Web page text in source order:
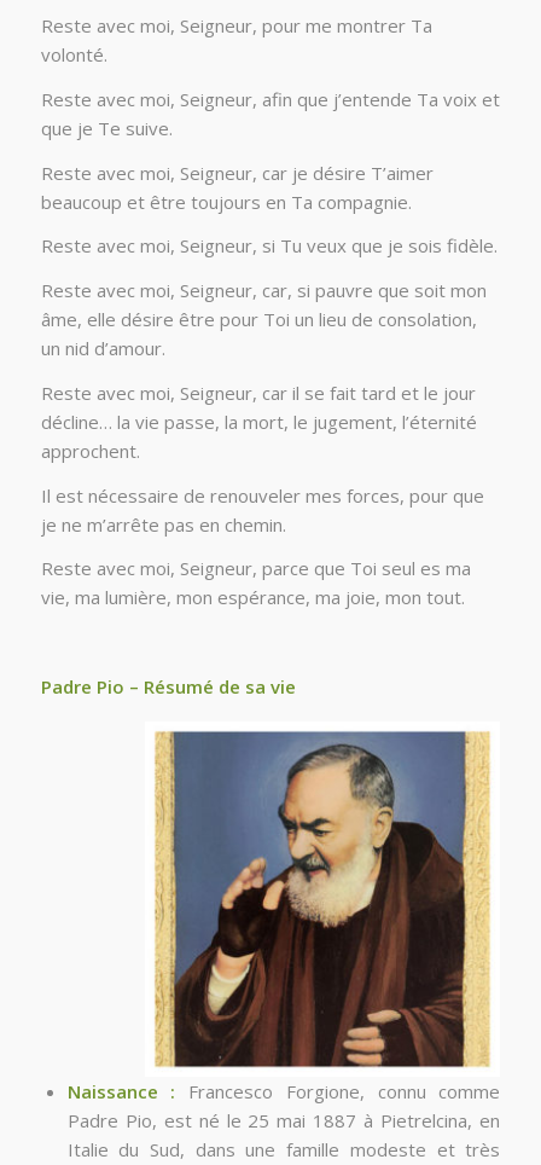
Reste avec moi, Seigneur, pour me montrer Ta
volonté.
Reste avec moi, Seigneur, afin que j’entende Ta voix et
que je Te suive.
Reste avec moi, Seigneur, car je désire T’aimer
beaucoup et être toujours en Ta compagnie.
Reste avec moi, Seigneur, si Tu veux que je sois fidèle.
Reste avec moi, Seigneur, car, si pauvre que soit mon
âme, elle désire être pour Toi un lieu de consolation,
un nid d’amour.
Reste avec moi, Seigneur, car il se fait tard et le jour
décline… la vie passe, la mort, le jugement, l’éternité
approchent.
Il est nécessaire de renouveler mes forces, pour que
je ne m’arrête pas en chemin.
Reste avec moi, Seigneur, parce que Toi seul es ma
vie, ma lumière, mon espérance, ma joie, mon tout.
Padre Pio – Résumé de sa vie
Naissance : Francesco Forgione, connu comme
Padre Pio, est né le 25 mai 1887 à Pietrelcina, en
Italie du Sud, dans une famille modeste et très